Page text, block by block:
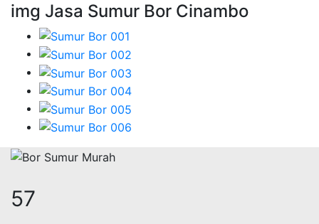
img Jasa Sumur Bor Cinambo
70